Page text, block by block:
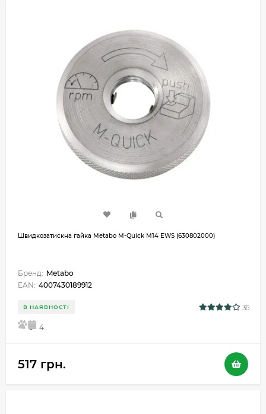
Швидкозатискна гайка Metabo M-Quick М14 EWS (630802000)
Бренд: Metabo
EAN: 4007430189912
В НАЯВНОСТІ 36
5 4
517 грн.